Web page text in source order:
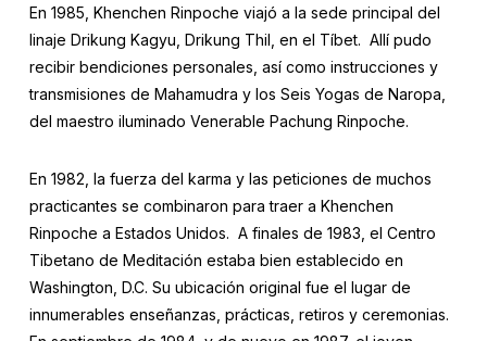
En 1985, Khenchen Rinpoche viajó a la sede principal del
linaje Drikung Kagyu, Drikung Thil, en el Tíbet. Allí pudo
recibir bendiciones personales, así como instrucciones y
transmisiones de Mahamudra y los Seis Yogas de Naropa,
del maestro iluminado Venerable Pachung Rinpoche.
En 1982, la fuerza del karma y las peticiones de muchos
practicantes se combinaron para traer a Khenchen
Rinpoche a Estados Unidos. A finales de 1983, el Centro
Tibetano de Meditación estaba bien establecido en
Washington, D.C. Su ubicación original fue el lugar de
innumerables enseñanzas, prácticas, retiros y ceremonias.